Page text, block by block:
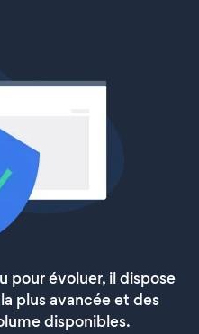
pour évoluer, il dispose
plus avancée et des
disponibles.